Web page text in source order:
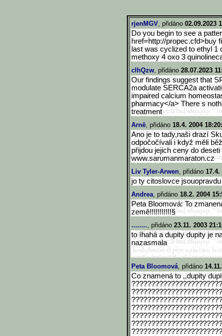
rjenMGV, přidáno 02.09.2023
Do you begin to see a
href=http://propec.cfd>buy
last was cyclized to ethyl 1
methoxy 4 oxo 3
cIhQzw, přidáno 28.07.2023
Our findings suggest that
modulate SERCA2a
impaired calcium
pharmacy</a> There s
treatment
Arnë, přidáno 18.4. 2004
Ano je to tady,naši drazí
odpočočívali i když měli
přijdou jejich ceny do
www.sarumanmaraton.cz
Liv Tyler-Arwen, přidáno 17.4.
jo ty citoslovce
Andrea, přidáno 18.2. 2004
Peta Bloomová: To
země!!!!!!!!!!!§
........, přidáno 23.11. 2003
to íhahá a dupity dupity je
nazasmala
Peta Bloomová, přidáno
Co znamená to ,,dupity